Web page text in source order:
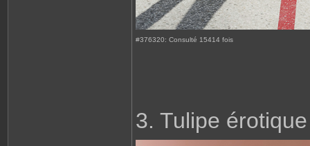
#376320: Consulté 15414 fois
3. Tulipe